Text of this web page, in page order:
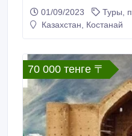
силы в том числе .
Баба, мавзолеев Карахана и Айша-биби. Мавзолей
ата, Жамбыла Жабаева.
01/09/2023
Туры,
Казахстан, Костанай
70 000 тенге 〒